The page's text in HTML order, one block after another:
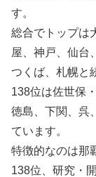
す。
総合でトップは
屋、神戸、仙台
つくば、札幌と
138位は佐世保
徳島、下関、呉
ています。
特徴的なのは那
138位、研究・